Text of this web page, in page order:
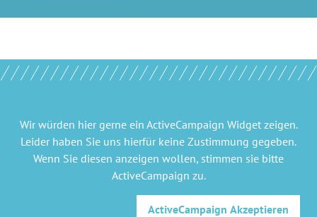
Wir würden hier gerne ein ActiveCampaign Widgetzeigen.
Leider haben Sie uns hierfür keine Zustimmung gegeben.
Wenn Sie diesen anzeigen wollen, stimmen sie bitte
ActiveCampaign zu.
ActiveCampaign Akzeptieren